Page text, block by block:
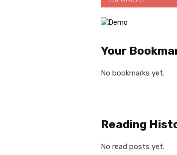
Your
No bookmarks yet.
Reading
No read posts yet.